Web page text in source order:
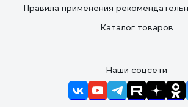
Правила применения
Каталог товаров
Наши соцсети